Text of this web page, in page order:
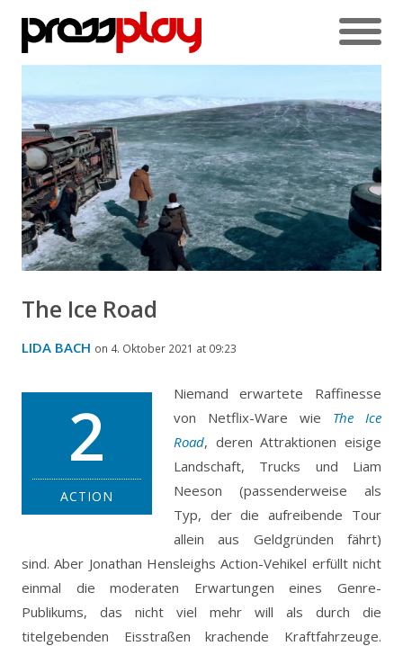
The Ice Road
LIDA BACH on 4. Oktober 2021 at 09:23
2
ACTION
Niemand erwartete Raffinesse
von Netflix-Ware wie The Ice
Road, deren Attraktionen eisige
Landschaft, Trucks und Liam
Neeson (passenderweise als
Typ, der die aufreibende Tour
allein aus Geldgründen fährt)
sind. Aber Jonathan Hensleighs Action-Vehikel erfüllt nicht
einmal die moderaten Erwartungen eines Genre-
Publikums, das nicht viel mehr will als durch die
titelgebenden Eisstraßen krachende Kraftfahrzeuge.